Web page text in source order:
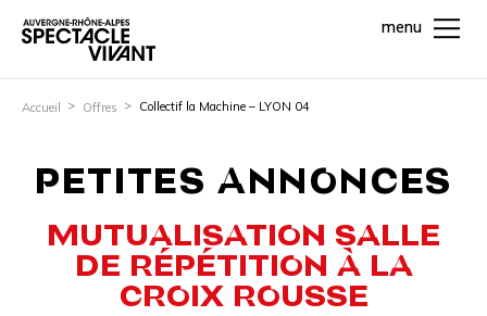
menu
Accueil Offres Collectif la Machine – LYON 04
PETITES ANNONCES
MUTUALISATION SALLE
DE RÉPÉTITION À LA
CROIX ROUSSE